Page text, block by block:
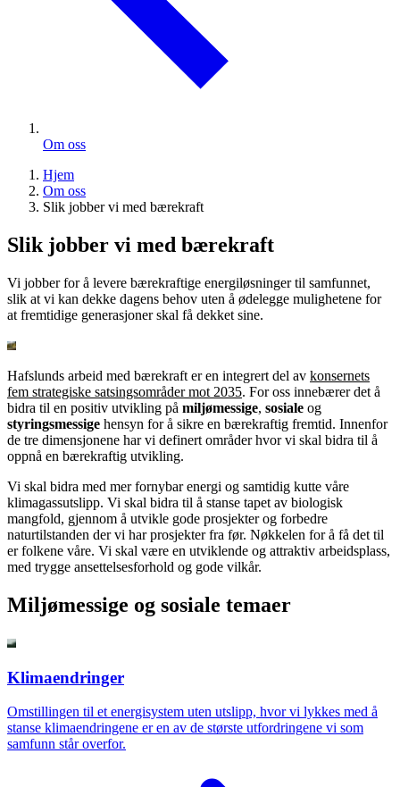
Om oss
Hjem
Om oss
Slik jobber vi med bærekraft
Slik jobber vi med bærekraft
Vi jobber for å levere bærekraftige energiløsninger til samfunnet,
slik at vi kan dekke dagens behov uten å ødelegge mulighetene for
at fremtidige generasjoner skal få dekket sine.
Hafslunds arbeid med bærekraft er en integrert del av konsernets
fem strategiske satsingsområder mot 2035. For oss innebærer det å
bidra til en positiv utvikling på miljømessige, sosiale og
styringsmessige hensyn for å sikre en bærekraftig fremtid. Innenfor
de tre dimensjonene har vi definert områder hvor vi skal bidra til å
oppnå en bærekraftig utvikling.
Vi skal bidra med mer fornybar energi og samtidig kutte våre
klimagassutslipp. Vi skal bidra til å stanse tapet av biologisk
mangfold, gjennom å utvikle gode prosjekter og forbedre
naturtilstanden der vi har prosjekter fra før. Nøkkelen for å få det til
er folkene våre. Vi skal være en utviklende og attraktiv arbeidsplass,
med trygge ansettelsesforhold og gode vilkår.
Miljømessige og sosiale temaer
Klimaendringer
Omstillingen til et energisystem uten utslipp, hvor vi lykkes med å
stanse klimaendringene er en av de største utfordringene vi som
samfunn står overfor.